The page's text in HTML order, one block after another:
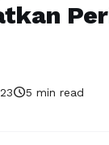
schedule5 min read